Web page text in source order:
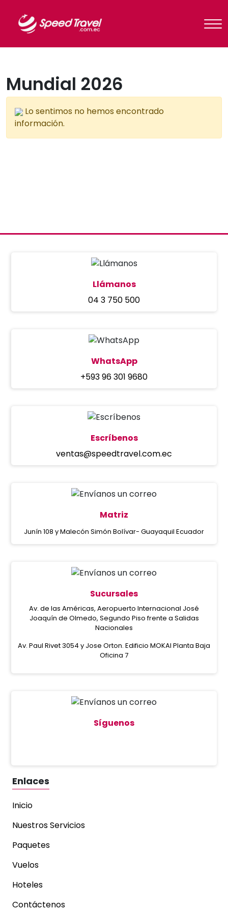
Mundial 2026
Lo sentimos no hemos encontrado
información.
Llámanos
04 3 750 500
WhatsApp
+593 96 301 9680
Escríbenos
ventas@speedtravel.com.ec
Matriz
Junín 108 y Malecón Simón Bolívar- Guayaquil Ecuador
Sucursales
Av. de las Américas, Aeropuerto Internacional José
Joaquín de Olmedo, Segundo Piso frente a Salidas
Nacionales
Av. Paul Rivet 3054 y Jose Orton. Edificio MOKAI Planta Baja
Oficina 7
Síguenos
Enlaces
Inicio
Nuestros Servicios
Paquetes
Vuelos
Hoteles
Contáctenos